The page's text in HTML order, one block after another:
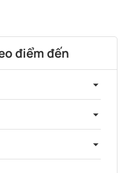
điểm đến